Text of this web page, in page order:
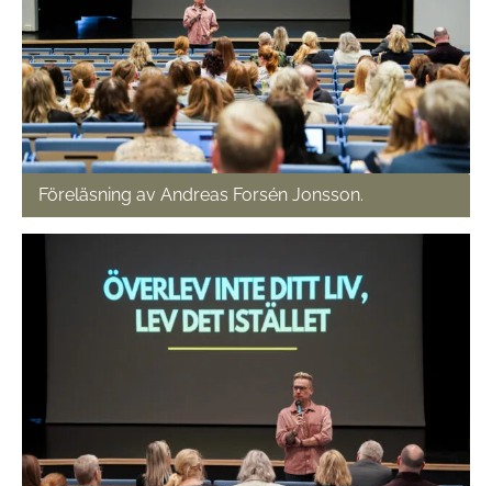
Föreläsning av Andreas Forsén Jonsson.